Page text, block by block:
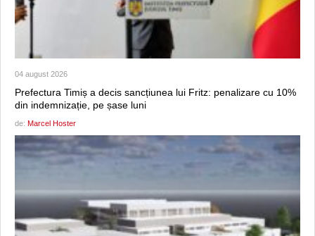
04 august 2026
Prefectura Timiș a decis sancțiunea lui Fritz: penalizare cu 10%
din indemnizație, pe șase luni
de: Marcel Hoster